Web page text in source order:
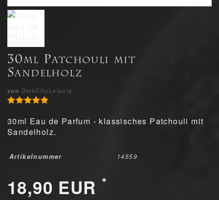
30ml Patchouli mit
Sandelholz
von DarkCityLeipzig
30ml Eau de Parfum - klassisches Patchouli mit
Sandelholz.
Artikelnummer 14559
18,90 EUR *